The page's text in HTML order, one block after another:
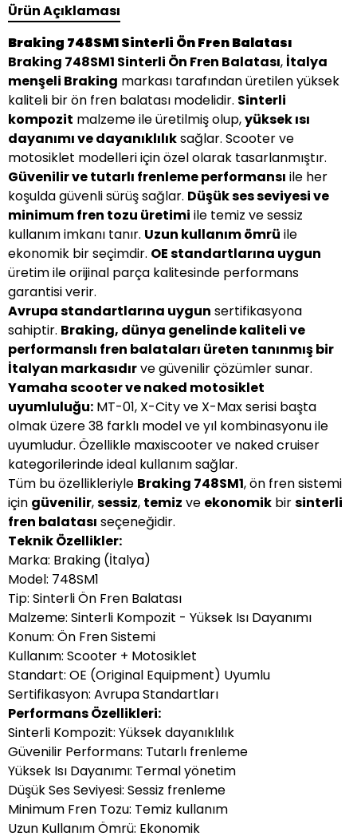
Ürün Açıklaması
Braking 748SM1 Sinterli Ön Fren Balatası
Braking 748SM1 Sinterli Ön Fren Balatası, İtalya
menşeli Braking markası tarafından üretilen yüksek
kaliteli bir ön fren balatası modelidir. Sinterli
kompozit malzeme ile üretilmiş olup,yüksek ısı
dayanımı ve dayanıklılıksağlar. Scooter ve
motosiklet modelleri için özel olarak tasarlanmıştır.
Güvenilir ve tutarlı frenleme performansı ile her
koşulda güvenli sürüş sağlar. Düşük ses seviyesi ve
minimum fren tozu üretimi ile temiz ve sessiz
kullanım imkanı tanır. Uzun kullanım ömrü ile
ekonomik bir seçimdir. OE standartlarına uygun
üretim ile orijinal parça kalitesinde performans
garantisi verir.
Avrupa standartlarına uygun sertifikasyona
sahiptir. Braking, dünya genelinde kaliteli ve
performanslı fren balataları üreten tanınmış bir
İtalyan markasıdırve güvenilir çözümler sunar.
Yamaha scooter ve naked motosiklet
uyumluluğu: MT-01, X-City ve X-Max serisi başta
olmak üzere 38 farklı model ve yıl kombinasyonu ile
uyumludur. Özellikle maxiscooter ve naked cruiser
kategorilerinde ideal kullanım sağlar.
Tüm bu özellikleriyle Braking 748SM1, ön fren sistemi
için güvenilir,sessiz, temiz ve ekonomik birsinterli
fren balatası seçeneğidir.
Teknik Özellikler:
Marka: Braking (İtalya)
Model: 748SM1
Tip: Sinterli Ön Fren Balatası
Malzeme: Sinterli Kompozit - Yüksek Isı Dayanımı
Konum: Ön Fren Sistemi
Kullanım: Scooter + Motosiklet
Standart: OE (Original Equipment) Uyumlu
Sertifikasyon: Avrupa Standartları
Performans Özellikleri:
Sinterli Kompozit: Yüksek dayanıklılık
Güvenilir Performans: Tutarlı frenleme
Yüksek Isı Dayanımı: Termal yönetim
Düşük Ses Seviyesi: Sessiz frenleme
Minimum Fren Tozu: Temiz kullanım
Uzun Kullanım Ömrü: Ekonomik